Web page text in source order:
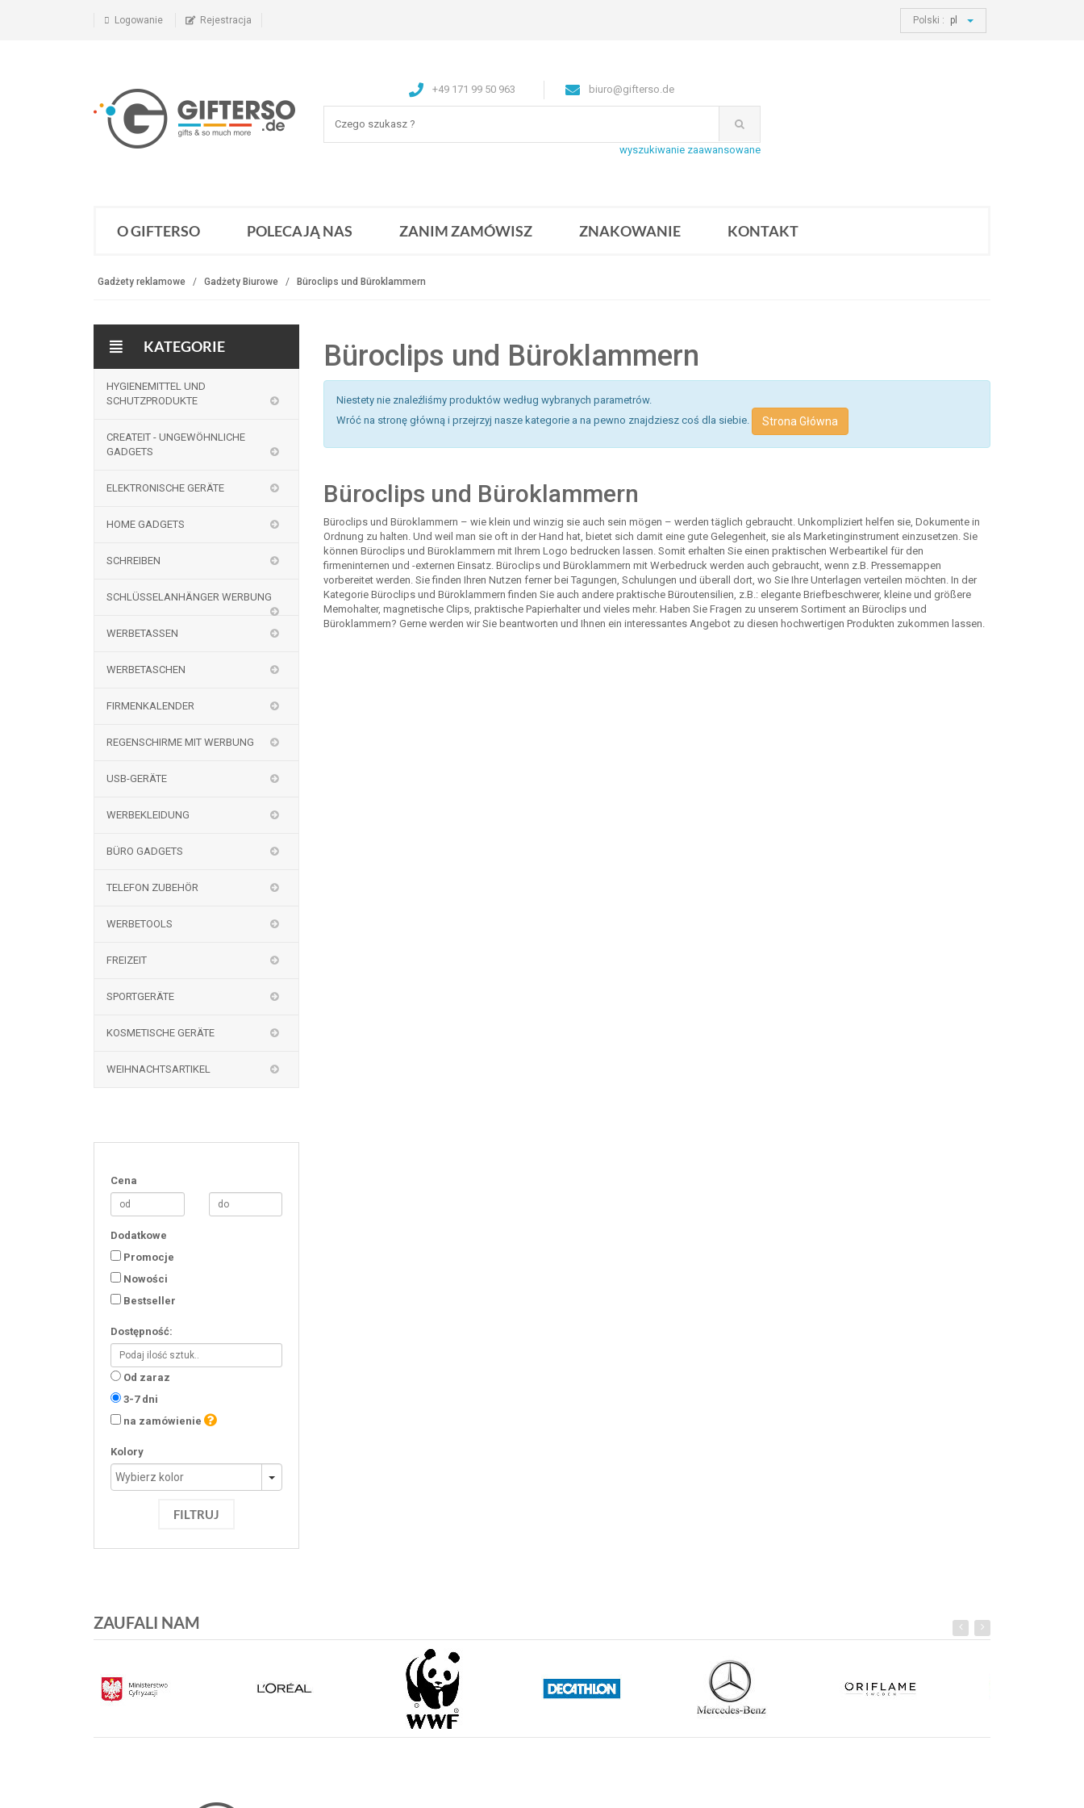
Logowanie Rejestracja Polski : pl
+49 171 99 50 963 biuro@gifterso.de
wyszukiwanie zaawansowane
O GIFTERSO POLECAJĄ NAS ZANIM ZAMÓWISZ ZNAKOWANIE KONTAKT
Gadżety reklamowe Gadżety Biurowe Büroclips und Büroklammern
KATEGORIE
HYGIENEMITTEL UND
SCHUTZPRODUKTE
CREATEIT - UNGEWÖHNLICHE
GADGETS
ELEKTRONISCHE GERÄTE
HOME GADGETS
SCHREIBEN
SCHLÜSSELANHÄNGER WERBUNG
WERBETASSEN
WERBETASCHEN
FIRMENKALENDER
REGENSCHIRME MIT WERBUNG
USB-GERÄTE
WERBEKLEIDUNG
BÜRO GADGETS
TELEFON ZUBEHÖR
WERBETOOLS
FREIZEIT
SPORTGERÄTE
KOSMETISCHE GERÄTE
WEIHNACHTSARTIKEL
Cena
Dodatkowe
Promocje
Nowości
Bestseller
Dostępność:
Od zaraz
3-7 dni
na zamówienie
Kolory
FILTRUJ
Büroclips und Büroklammern
Niestety nie znaleźliśmy produktów według wybranych parametrów.
Wróć na stronę główną i przejrzyj nasze kategorie a na pewno znajdziesz coś dla siebie.
Strona Główna
Büroclips und Büroklammern
Büroclips und Büroklammern – wie klein und winzig sie auch sein mögen – werden täglich gebraucht. Unkompliziert helfen sie, Dokumente in
Ordnung zu halten. Und weil man sie oft in der Hand hat, bietet sich damit eine gute Gelegenheit, sie als Marketinginstrument einzusetzen. Sie
können Büroclips und Büroklammern mit Ihrem Logo bedrucken lassen. Somit erhalten Sie einen praktischen Werbeartikel für den
firmeninternen und -externen Einsatz. Büroclips und Büroklammern mit Werbedruck werden auch gebraucht, wenn z.B. Pressemappen
vorbereitet werden. Sie finden Ihren Nutzen ferner bei Tagungen, Schulungen und überall dort, wo Sie Ihre Unterlagen verteilen möchten. In der
Kategorie Büroclips und Büroklammern finden Sie auch andere praktische Büroutensilien, z.B.: elegante Briefbeschwerer, kleine und größere
Memohalter, magnetische Clips, praktische Papierhalter und vieles mehr. Haben Sie Fragen zu unserem Sortiment an Büroclips und
Büroklammern? Gerne werden wir Sie beantworten und Ihnen ein interessantes Angebot zu diesen hochwertigen Produkten zukommen lassen.
ZAUFALI NAM